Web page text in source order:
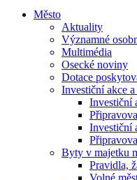
Město
Aktuality
Významné
Multimédia
Osecké noviny
Dotace
Investiční akce a
Investiční
Investiční
Byty v majetku
Pravidla,
Volné